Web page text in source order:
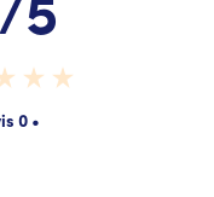
5
0 •